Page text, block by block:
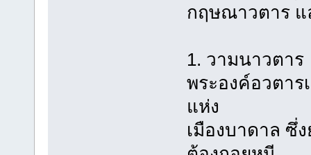
กฤษณาวตาร แ
1. วามนาวตาร
พระองค์อวตาร
แห่ง
เมืองบาดาล ซึ่